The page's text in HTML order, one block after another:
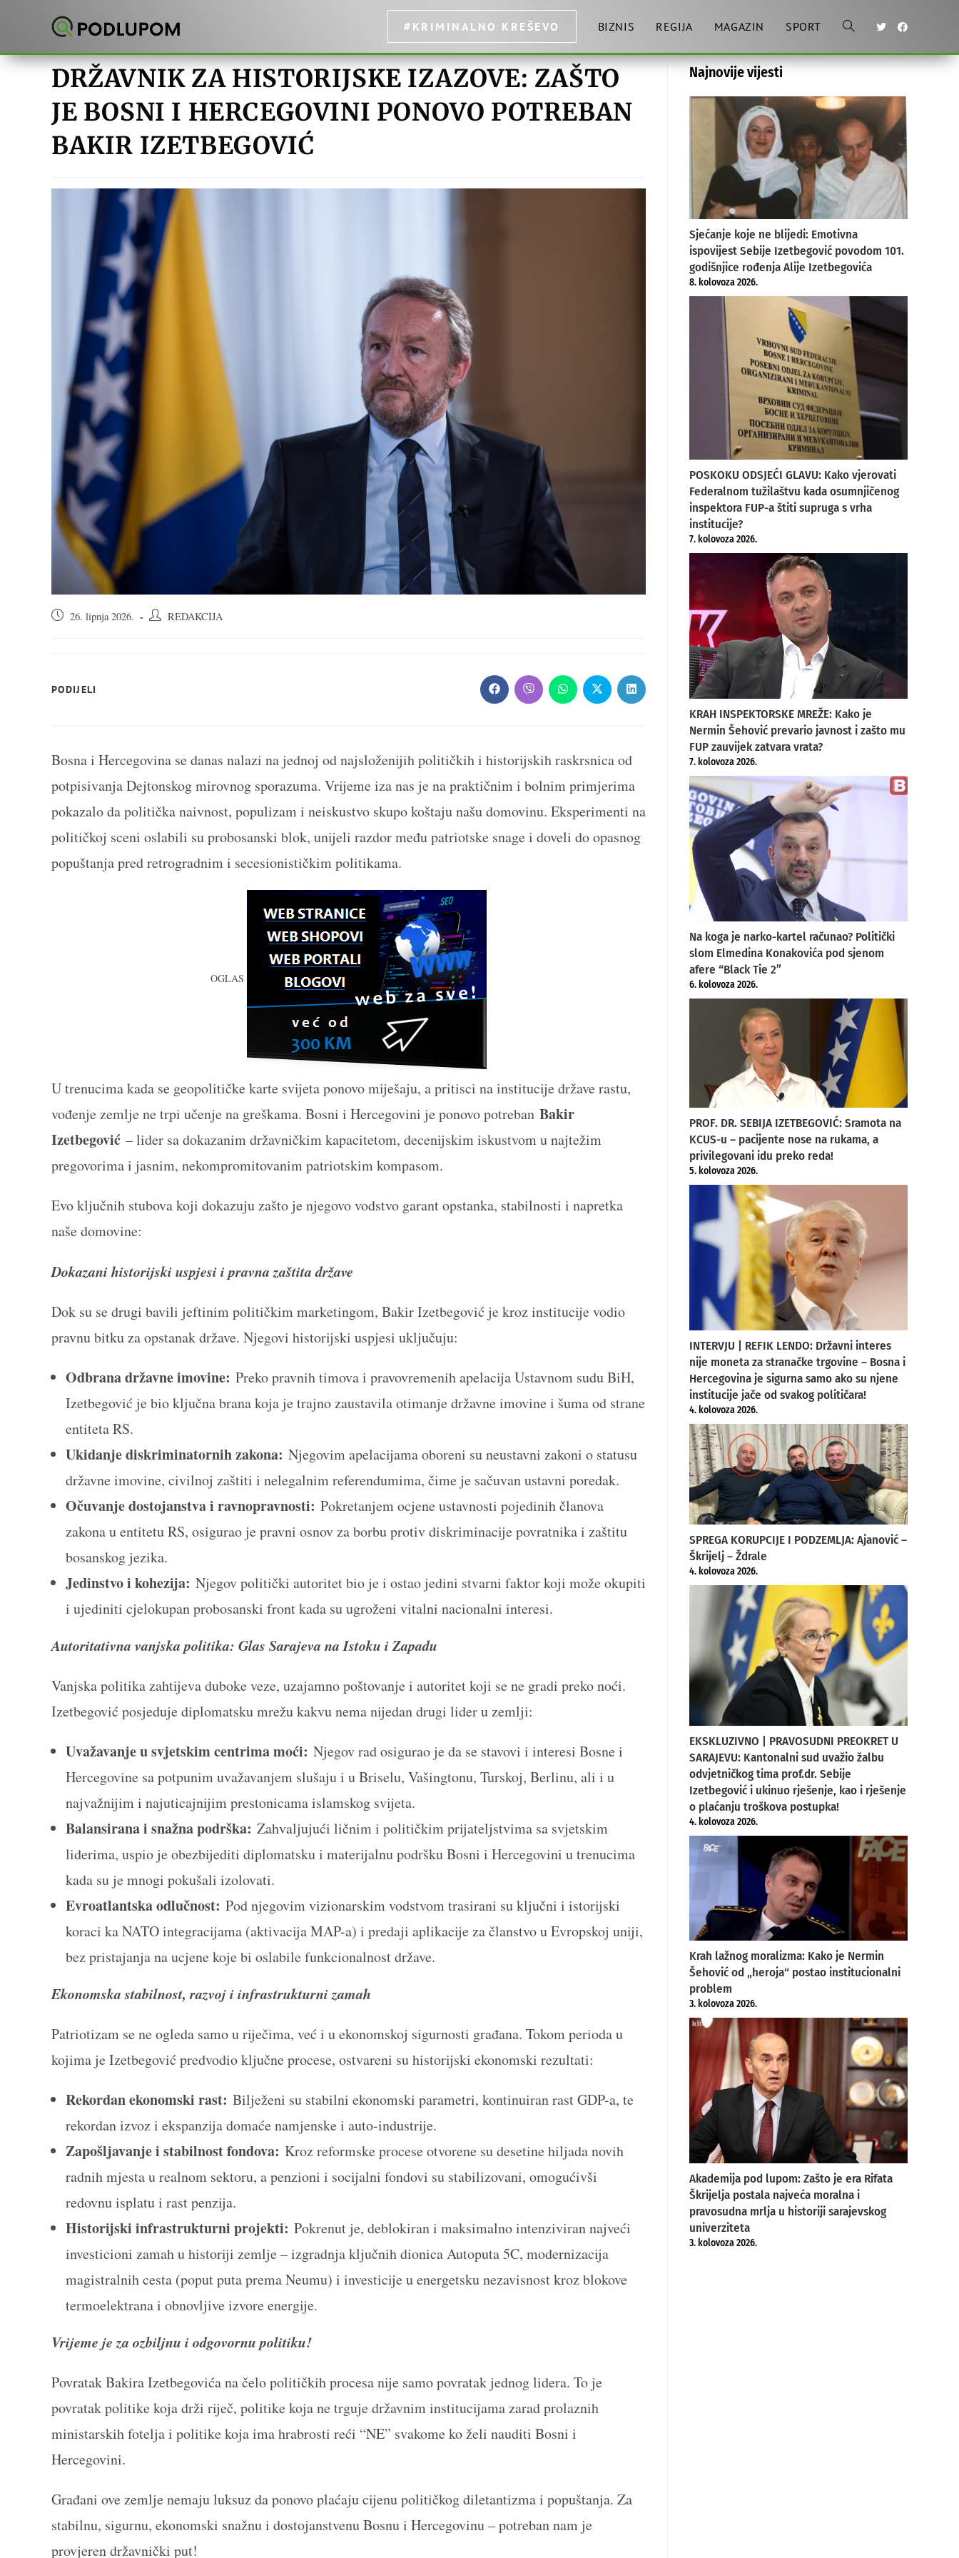
#KRIMINALNO KREŠEVO BIZNIS REGIJA MAGAZIN SPORT Toggle
search
DRŽAVNIK ZA HISTORIJSKE IZAZOVE: ZAŠTO
JE BOSNI I HERCEGOVINI PONOVO POTREBAN
BAKIR IZETBEGOVIĆ
Objava26. lipnja 2026.
AutorREDAKCIJA
PODIJELI Opens
in
Opens
in
Opens
in
Opens
in
Opens
in
Bosna i Hercegovina se danas nalazi na jednoj od najsloženijih političkih i historijskih raskrsnica od
potpisivanja Dejtonskog mirovnog sporazuma. Vrijeme iza nas je na praktičnim i bolnim primjerima
pokazalo da politička naivnost, populizam i neiskustvo skupo koštaju našu domovinu. Eksperimenti na
političkoj sceni oslabili su probosanski blok, unijeli razdor među patriotske snage i doveli do opasnog
popuštanja pred retrogradnim i secesionističkim politikama.
OGLAS
U trenucima kada se geopolitičke karte svijeta ponovo miješaju, a pritisci na institucije države rastu,
vođenje zemlje ne trpi učenje na greškama. Bosni i Hercegovini je ponovo potreban Bakir
Izetbegović – lider sa dokazanim državničkim kapacitetom, decenijskim iskustvom u najtežim
pregovorima i jasnim, nekompromitovanim patriotskim kompasom.
Evo ključnih stubova koji dokazuju zašto je njegovo vodstvo garant opstanka, stabilnosti i napretka
naše domovine:
Dokazani historijski uspjesi i pravna zaštita države
Dok su se drugi bavili jeftinim političkim marketingom, Bakir Izetbegović je kroz institucije vodio
pravnu bitku za opstanak države. Njegovi historijski uspjesi uključuju:
Odbrana državne imovine: Preko pravnih timova i pravovremenih apelacija Ustavnom sudu BiH,
Izetbegović je bio ključna brana koja je trajno zaustavila otimanje državne imovine i šuma od strane
entiteta RS.
Ukidanje diskriminatornih zakona: Njegovim apelacijama oboreni su neustavni zakoni o statusu
državne imovine, civilnoj zaštiti i nelegalnim referendumima, čime je sačuvan ustavni poredak.
Očuvanje dostojanstva i ravnopravnosti: Pokretanjem ocjene ustavnosti pojedinih članova
zakona u entitetu RS, osigurao je pravni osnov za borbu protiv diskriminacije povratnika i zaštitu
bosanskog jezika.
Jedinstvo i kohezija: Njegov politički autoritet bio je i ostao jedini stvarni faktor koji može okupiti
i ujediniti cjelokupan probosanski front kada su ugroženi vitalni nacionalni interesi.
Autoritativna vanjska politika: Glas Sarajeva na Istoku i Zapadu
Vanjska politika zahtijeva duboke veze, uzajamno poštovanje i autoritet koji se ne gradi preko noći.
Izetbegović posjeduje diplomatsku mrežu kakvu nema nijedan drugi lider u zemlji:
Uvažavanje u svjetskim centrima moći: Njegov rad osigurao je da se stavovi i interesi Bosne i
Hercegovine sa potpunim uvažavanjem slušaju i u Briselu, Vašingtonu, Turskoj, Berlinu, ali i u
najvažnijim i najuticajnijim prestonicama islamskog svijeta.
Balansirana i snažna podrška: Zahvaljujući ličnim i političkim prijateljstvima sa svjetskim
liderima, uspio je obezbijediti diplomatsku i materijalnu podršku Bosni i Hercegovini u trenucima
kada su je mnogi pokušali izolovati.
Evroatlantska odlučnost: Pod njegovim vizionarskim vodstvom trasirani su ključni i istorijski
koraci ka NATO integracijama (aktivacija MAP-a) i predaji aplikacije za članstvo u Evropskoj uniji,
bez pristajanja na ucjene koje bi oslabile funkcionalnost države.
Ekonomska stabilnost, razvoj i infrastrukturni zamah
Patriotizam se ne ogleda samo u riječima, već i u ekonomskoj sigurnosti građana. Tokom perioda u
kojima je Izetbegović predvodio ključne procese, ostvareni su historijski ekonomski rezultati:
Rekordan ekonomski rast: Bilježeni su stabilni ekonomski parametri, kontinuiran rast GDP-a, te
rekordan izvoz i ekspanzija domaće namjenske i auto-industrije.
Zapošljavanje i stabilnost fondova: Kroz reformske procese otvorene su desetine hiljada novih
radnih mjesta u realnom sektoru, a penzioni i socijalni fondovi su stabilizovani, omogućivši
redovnu isplatu i rast penzija.
Historijski infrastrukturni projekti: Pokrenut je, deblokiran i maksimalno intenziviran najveći
investicioni zamah u historiji zemlje – izgradnja ključnih dionica Autoputa 5C, modernizacija
magistralnih cesta (poput puta prema Neumu) i investicije u energetsku nezavisnost kroz blokove
termoelektrana i obnovljive izvore energije.
Vrijeme je za ozbiljnu i odgovornu politiku!
Povratak Bakira Izetbegovića na čelo političkih procesa nije samo povratak jednog lidera. To je
povratak politike koja drži riječ, politike koja ne trguje državnim institucijama zarad prolaznih
ministarskih fotelja i politike koja ima hrabrosti reći “NE” svakome ko želi nauditi Bosni i
Hercegovini.
Građani ove zemlje nemaju luksuz da ponovo plaćaju cijenu političkog diletantizma i popuštanja. Za
stabilnu, sigurnu, ekonomski snažnu i dostojanstvenu Bosnu i Hercegovinu – potreban nam je
provjeren državnički put!
Najnovije vijesti
Sjećanje koje ne blijedi: Emotivna
ispovijest Sebije Izetbegović povodom 101.
godišnjice rođenja Alije Izetbegovića
8. kolovoza 2026.
POSKOKU ODSJEĆI GLAVU: Kako vjerovati
Federalnom tužilaštvu kada osumnjičenog
inspektora FUP-a štiti supruga s vrha
institucije?
7. kolovoza 2026.
KRAH INSPEKTORSKE MREŽE: Kako je
Nermin Šehović prevario javnost i zašto mu
FUP zauvijek zatvara vrata?
7. kolovoza 2026.
Na koga je narko-kartel računao? Politički
slom Elmedina Konakovića pod sjenom
afere “Black Tie 2”
6. kolovoza 2026.
PROF. DR. SEBIJA IZETBEGOVIĆ: Sramota na
KCUS-u – pacijente nose na rukama, a
privilegovani idu preko reda!
5. kolovoza 2026.
INTERVJU | REFIK LENDO: Državni interes
nije moneta za stranačke trgovine – Bosna i
Hercegovina je sigurna samo ako su njene
institucije jače od svakog političara!
4. kolovoza 2026.
SPREGA KORUPCIJE I PODZEMLJA: Ajanović –
Škrijelj – Ždrale
4. kolovoza 2026.
EKSKLUZIVNO | PRAVOSUDNI PREOKRET U
SARAJEVU: Kantonalni sud uvažio žalbu
odvjetničkog tima prof.dr. Sebije
Izetbegović i ukinuo rješenje, kao i rješenje
o plaćanju troškova postupka!
4. kolovoza 2026.
Krah lažnog moralizma: Kako je Nermin
Šehović od „heroja“ postao institucionalni
problem
3. kolovoza 2026.
Akademija pod lupom: Zašto je era Rifata
Škrijelja postala najveća moralna i
pravosudna mrlja u historiji sarajevskog
univerziteta
3. kolovoza 2026.